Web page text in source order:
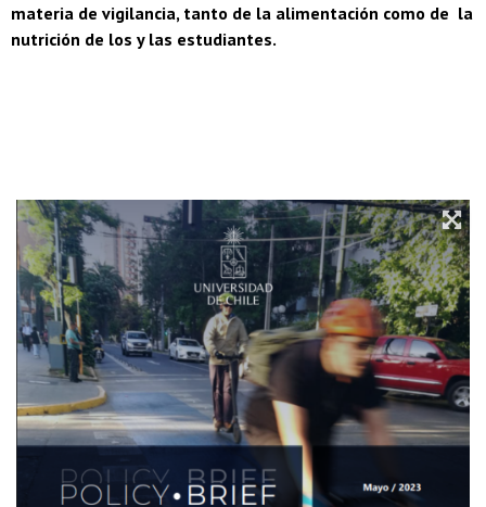
materia de vigilancia, tanto de la alimentación como de la
nutrición de los y las estudiantes.